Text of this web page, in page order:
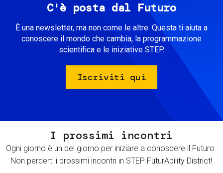
C'è posta dal Futuro
È una newsletter, ma non come le altre. Questa ti aiuta a
conoscere il mondo che cambia, la programmazione
scientifica e le iniziative STEP.
Iscriviti qui
I prossimi incontri
Ogni giorno è un bel giorno per iniziare a conoscere il Futuro.
Non perderti i prossimi incontri in STEP FuturAbility District!